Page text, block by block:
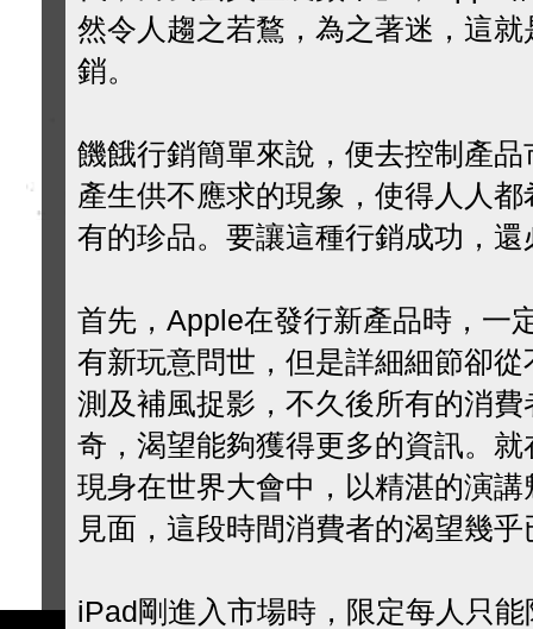
然令人趨之若鶩，為之著迷，這
銷。
饑餓行銷簡單來說，便去控制產
產生供不應求的現象，使得人人
有的珍品。要讓這種行銷成功，
首先，Apple在發行新產品時，一
有新玩意問世，但是詳細細節卻
測及補風捉影，不久後所有的消
奇，渴望能夠獲得更多的資訊。
現身在世界大會中，以精湛的演
見面，這段時間消費者的渴望幾
iPad剛進入市場時，限定每人只